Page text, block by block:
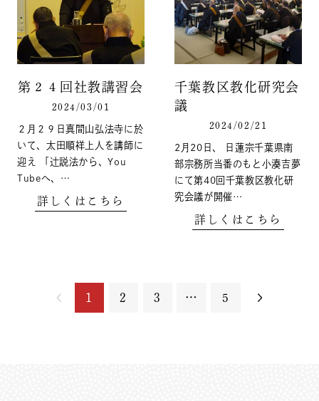
第２４回社教講習会
2024/03/01
２月２９日真間山弘法寺に於
いて、太田順祥上人を講師に
迎え 「辻説法から、You
Tubeへ、…
詳しくはこちら
千葉教区教化研究会
議
2024/02/21
2月20日、 日蓮宗千葉県南
部宗務所当番のもと小湊吉夢
にて第40回千葉教区教化研
究会議が開催…
詳しくはこちら
1 2 3 … 5